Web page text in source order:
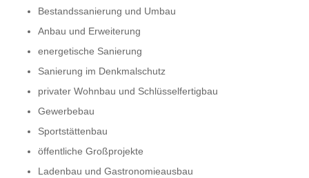
Bestandssanierung und Umbau
Anbau und Erweiterung
energetische Sanierung
Sanierung im Denkmalschutz
privater Wohnbau und Schlüsselfertigbau
Gewerbebau
Sportstättenbau
öffentliche Großprojekte
Ladenbau und Gastronomieausbau